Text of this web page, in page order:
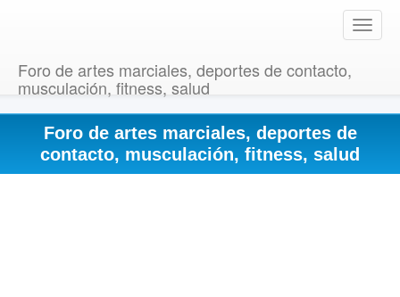
T
o
e
v
Foro de artes marciales, deportes de contacto,
musculación, fitness, salud
Foro de artes marciales, deportes de
contacto, musculación, fitness, salud